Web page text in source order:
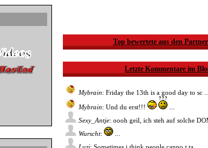
Top bewertete aus den
Letzte Kommentare im
Mybrain: Friday the 13th is a good day to sc ...
Mybrain: Und du erst!!!
Sexy_Antje: oooh geil, ich steh auf solche
Wurscht: